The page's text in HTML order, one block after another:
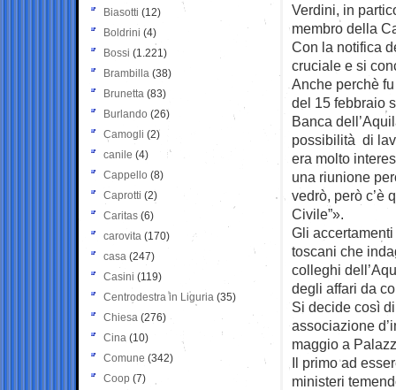
Verdini, in
membro della
Con la notifica
cruciale e si
Anche perchè
del 15 febbraio
Banca
possibilità di
era molto
una riunione
vedrò, però c’è
Civile”».
Gli
toscani che
colleghi
degli affari da
Si decide così
associazione
maggio a
Il primo ad
ministeri
Biasotti (12)
Boldrini (4)
Bossi (1.221)
Brambilla (38)
Brunetta (83)
Burlando (26)
Camogli (2)
canile (4)
Cappello (8)
Caprotti (2)
Caritas (6)
carovita (170)
casa (247)
Casini (119)
Centrodestra in Liguria (35)
Chiesa (276)
Cina (10)
Comune (342)
Coop (7)